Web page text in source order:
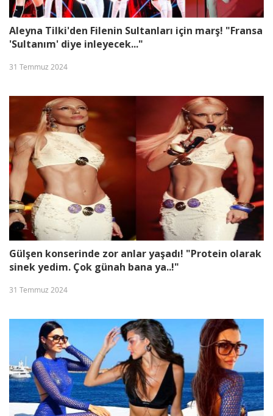
Aleyna Tilki'den Filenin Sultanları için marş! "Fransa
'Sultanım' diye inleyecek..."
31 Temmuz 2024
Gülşen konserinde zor anlar yaşadı! "Protein olarak
sinek yedim. Çok günah bana ya..!"
31 Temmuz 2024